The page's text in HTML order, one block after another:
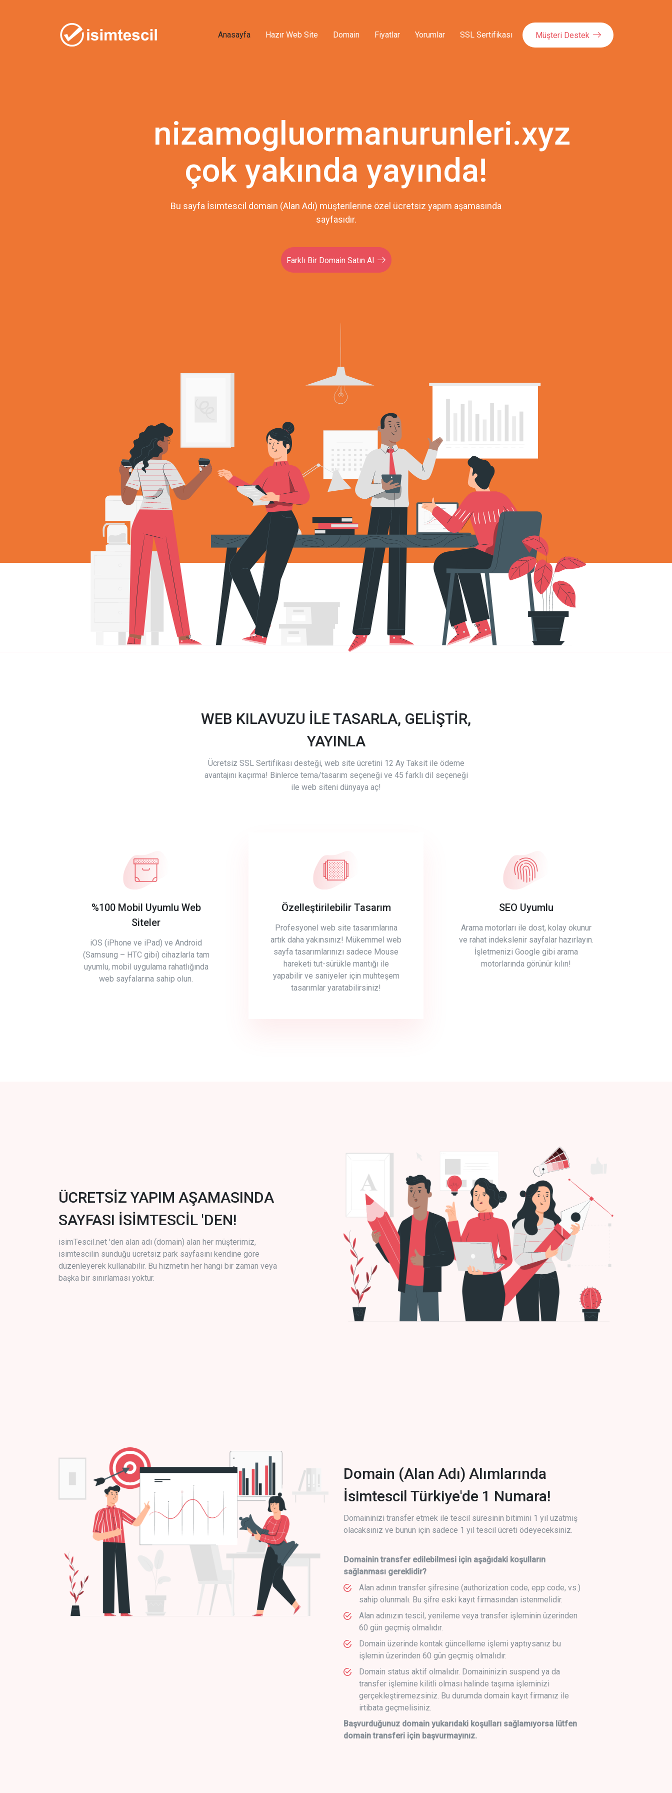
Anasayfa Hazır Web Site Domain Fiyatlar Yorumlar SSL Sertifikası Müşteri Destek
nizamogluormanurunleri.xyz
çok yakında yayında!
Bu sayfa İsimtescil domain (Alan Adı) müşterilerine özel ücretsiz yapım aşamasında
sayfasıdır.
Farklı Bir Domain Satın Al
WEB KILAVUZU İLE TASARLA, GELİŞTİR,
YAYINLA
Ücretsiz SSL Sertifikası desteği, web site ücretini 12 Ay Taksit ile ödeme
avantajını kaçırma! Binlerce tema/tasarım seçeneği ve 45 farklı dil seçeneği
ile web siteni dünyaya aç!
%100 Mobil Uyumlu Web
Siteler
iOS (iPhone ve iPad) ve Android
(Samsung – HTC gibi) cihazlarla tam
uyumlu, mobil uygulama rahatlığında
web sayfalarına sahip olun.
Özelleştirilebilir Tasarım
Profesyonel web site tasarımlarına
artık daha yakınsınız! Mükemmel web
sayfa tasarımlarınızı sadece Mouse
hareketi tut-sürükle mantığı ile
yapabilir ve saniyeler için muhteşem
tasarımlar yaratabilirsiniz!
SEO Uyumlu
Arama motorları ile dost, kolay okunur
ve rahat indekslenir sayfalar hazırlayın.
İşletmenizi Google gibi arama
motorlarında görünür kılın!
ÜCRETSİZ YAPIM AŞAMASINDA
SAYFASI İSİMTESCİL 'DEN!
isimTescil.net 'den alan adı (domain) alan her müşterimiz,
isimtescilin sunduğu ücretsiz park sayfasını kendine göre
düzenleyerek kullanabilir. Bu hizmetin her hangi bir zaman veya
başka bir sınırlaması yoktur.
Domain (Alan Adı) Alımlarında
İsimtescil Türkiye'de 1 Numara!
Domaininizi transfer etmek ile tescil süresinin bitimini 1 yıl uzatmış
olacaksınız ve bunun için sadece 1 yıl tescil ücreti ödeyeceksiniz.
Domainin transfer edilebilmesi için aşağıdaki koşulların
sağlanması gereklidir?
Alan adının transfer şifresine (authorization code, epp code, vs.)
sahip olunmalı. Bu şifre eski kayıt firmasından istenmelidir.
Alan adınızın tescil, yenileme veya transfer işleminin üzerinden
60 gün geçmiş olmalıdır.
Domain üzerinde kontak güncelleme işlemi yaptıysanız bu
işlemin üzerinden 60 gün geçmiş olmalıdır.
Domain status aktif olmalıdır. Domaininizin suspend ya da
transfer işlemine kilitli olması halinde taşıma işleminizi
gerçekleştiremezsiniz. Bu durumda domain kayıt firmanız ile
irtibata geçmelisiniz.
Başvurduğunuz domain yukarıdaki koşulları sağlamıyorsa lütfen
domain transferi için başvurmayınız.